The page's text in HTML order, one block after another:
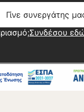
Γίνε συνεργάτης
Συνδέσου
© Center Home |